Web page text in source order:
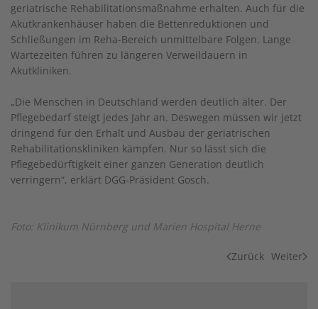
geriatrische Rehabilitationsmaßnahme erhalten. Auch für die
Akutkrankenhäuser haben die Bettenreduktionen und
Schließungen im Reha-Bereich unmittelbare Folgen. Lange
Wartezeiten führen zu längeren Verweildauern in
Akutkliniken.
„Die Menschen in Deutschland werden deutlich älter. Der
Pflegebedarf steigt jedes Jahr an. Deswegen müssen wir jetzt
dringend für den Erhalt und Ausbau der geriatrischen
Rehabilitationskliniken kämpfen. Nur so lässt sich die
Pflegebedürftigkeit einer ganzen Generation deutlich
verringern“, erklärt DGG-Präsident Gosch.
Foto: Klinikum Nürnberg und Marien Hospital Herne
Zurück Weiter